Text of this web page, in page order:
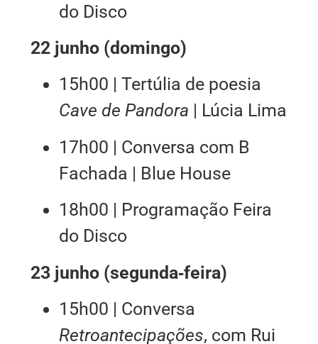
do Disco
22 junho (domingo)
15h00 | Tertúlia de poesia
Cave de Pandora | Lúcia Lima
17h00 | Conversa com B
Fachada | Blue House
18h00 | Programação Feira
do Disco
23 junho (segunda‑feira)
15h00 | Conversa
Retroantecipações, com Rui